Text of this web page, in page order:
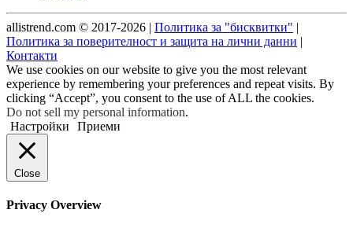
allistrend.com © 2017-2026 | Политика за "бисквитки" |
Политика за поверителност и защита на лични данни |
Контакти
We use cookies on our website to give you the most relevant
experience by remembering your preferences and repeat visits. By
clicking “Accept”, you consent to the use of ALL the cookies.
Do not sell my personal information.
Настройки
Приеми
Close
Privacy Overview